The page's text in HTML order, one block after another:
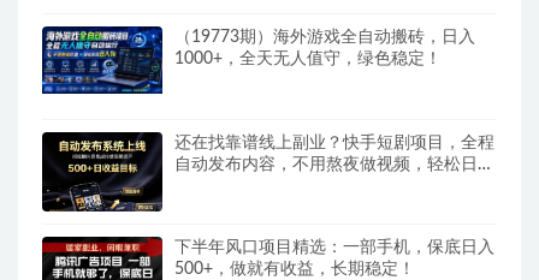
（19773期）海外游戏全自动搬砖，日入
1000+，全天无人值守，绿色稳定！
还在找靠谱线上副业？快手短剧项目，全程
自动发布内容，不用熬夜做视频，轻松日入
下半年风口项目精选：一部手机，保底日入
500+，做就有收益，长期稳定！